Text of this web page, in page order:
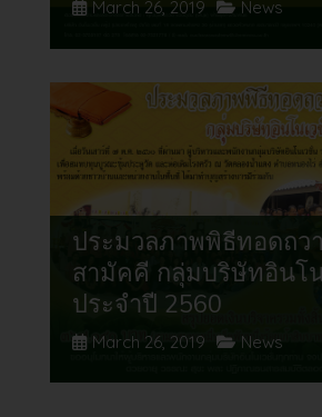
March 26, 2019 News
ประมวลภาพพิธีทอดถว
สามัคคี กลุ่มบริษัทอินโ
ประจำปี 2560
March 26, 2019 News